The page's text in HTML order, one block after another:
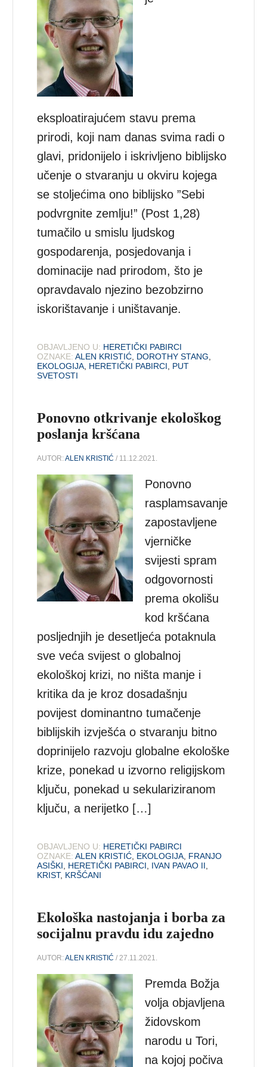
eksploatirajućem stavu prema
prirodi, koji nam danas svima radi o
glavi, pridonijelo i iskrivljeno biblijsko
učenje o stvaranju u okviru kojega
se stoljećima ono biblijsko ”Sebi
podvrgnite zemlju!” (Post 1,28)
tumačilo u smislu ljudskog
gospodarenja, posjedovanja i
dominacije nad prirodom, što je
opravdavalo njezino bezobzirno
iskorištavanje i uništavanje.
OBJAVLJENO U: HERETIČKI PABIRCI
OZNAKE: ALEN KRISTIĆ DOROTHY STANG
EKOLOGIJA HERETIČKI PABIRCI
PUT
SVETOSTI
Ponovno otkrivanje ekološkog
poslanja kršćana
AUTOR:ALEN KRISTIĆ / 11.12.2021.
Ponovno
rasplamsavanje
zapostavljene
vjerničke
svijesti spram
odgovornosti
prema okolišu
kod kršćana
posljednjih je desetljeća potaknula
sve veća svijest o globalnoj
ekološkoj krizi, no ništa manje i
kritika da je kroz dosadašnju
povijest dominantno tumačenje
biblijskih izvješća o stvaranju bitno
doprinijelo razvoju globalne ekološke
krize, ponekad u izvorno religijskom
ključu, ponekad u sekulariziranom
ključu, a nerijetko […]
OBJAVLJENO U: HERETIČKI PABIRCI
OZNAKE: ALEN KRISTIĆ EKOLOGIJA FRANJO
ASIŠKI
HERETIČKI PABIRCI IVAN PAVAO II
KRIST, KRŠĆANI
Ekološka nastojanja i borba za
socijalnu pravdu idu zajedno
AUTOR:ALEN KRISTIĆ / 27.11.2021.
Premda Božja
volja objavljena
židovskom
narodu u Tori,
na kojoj počiva